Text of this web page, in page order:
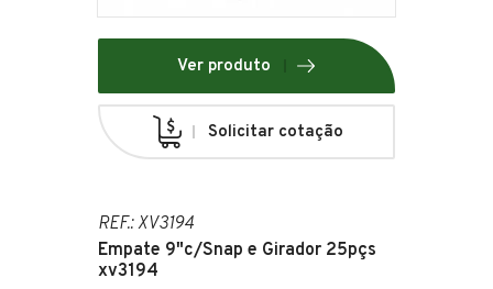
Ver produto
Solicitar cotação
REF.: XV3194
Empate 9"c/Snap e Girador 25pçs
xv3194